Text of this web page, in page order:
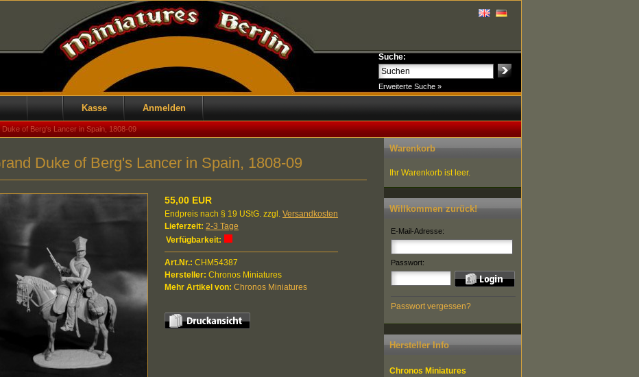
Suche:
Erweiterte Suche »
Kasse Anmelden
Duke of Berg's Lancer in Spain, 1808-09
Duke of Berg's Lancer in Spain, 1808-09
55,00 EUR
Endpreis nach § 19 UStG. zzgl. Versandkosten
Lieferzeit: 2-3 Tage
Verfügbarkeit:
Art.Nr.: CHM54387
Hersteller: Chronos Miniatures
Mehr Artikel von: Chronos Miniatures
Warenkorb
Ihr Warenkorb ist leer.
Willkommen zurück!
E-Mail-Adresse:
Passwort:
Passwort vergessen?
Hersteller Info
Chronos Miniatures